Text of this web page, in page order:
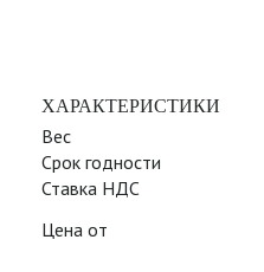
ХАРАКТЕРИСТИКИ
Вес
Срок годности
Ставка НДС
Цена от